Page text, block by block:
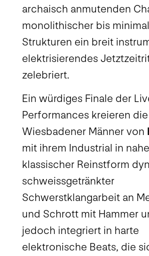
archaisch anmutenden
monolithischer bis
Strukturen ein breit
elektrisierendes
zelebriert.
Ein würdiges Finale der
Performances kreieren die
Wiesbadener Männer von
mit ihrem Industrial in
klassischer Reinstform
schweissgetränkter
Schwerstklangarbeit an
und Schrott mit Hammer
jedoch integriert in harte
elektronische Beats, die